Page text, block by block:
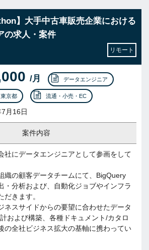
】大手中古車販売企業における
の求人・案件
リモート
/月 データエンジニア
東京都 流通・小売・EC
月16日
案件内容
社にデータエンジニアとして参画をして
織の顧客データチームにて、BigQuery
・分析および、自動化ジョブやインフラ
きます。
ネスサイドからの要望に合わせたデータ
および構築、各種ドキュメント/カタロ
の全社ビジネス拡大の基軸に携わってい